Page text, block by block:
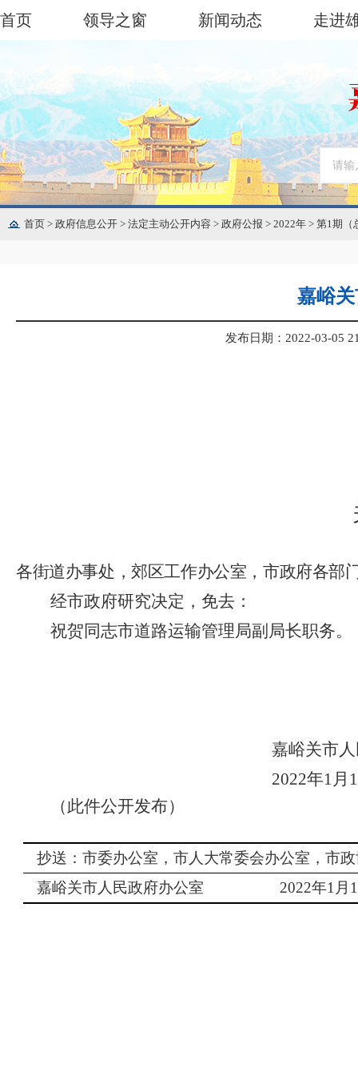
首页 领导之窗 新闻动态 走进
首页 > 政府信息公开 > 法定主动公开内容 > 政府公报 > 2022年 > 第1期（
嘉峪
发布日期：2022-03-05
各街道办事处，郊区工作办公室，市政府各部
经市政府研究决定，免去：
祝贺同志市道路运输管理局副局长职务。
嘉峪关市
2022年1月
（此件公开发布）
抄送：市委办公室，市人大常委会办公室，市
嘉峪关市人民政府办公室
2022年1 月